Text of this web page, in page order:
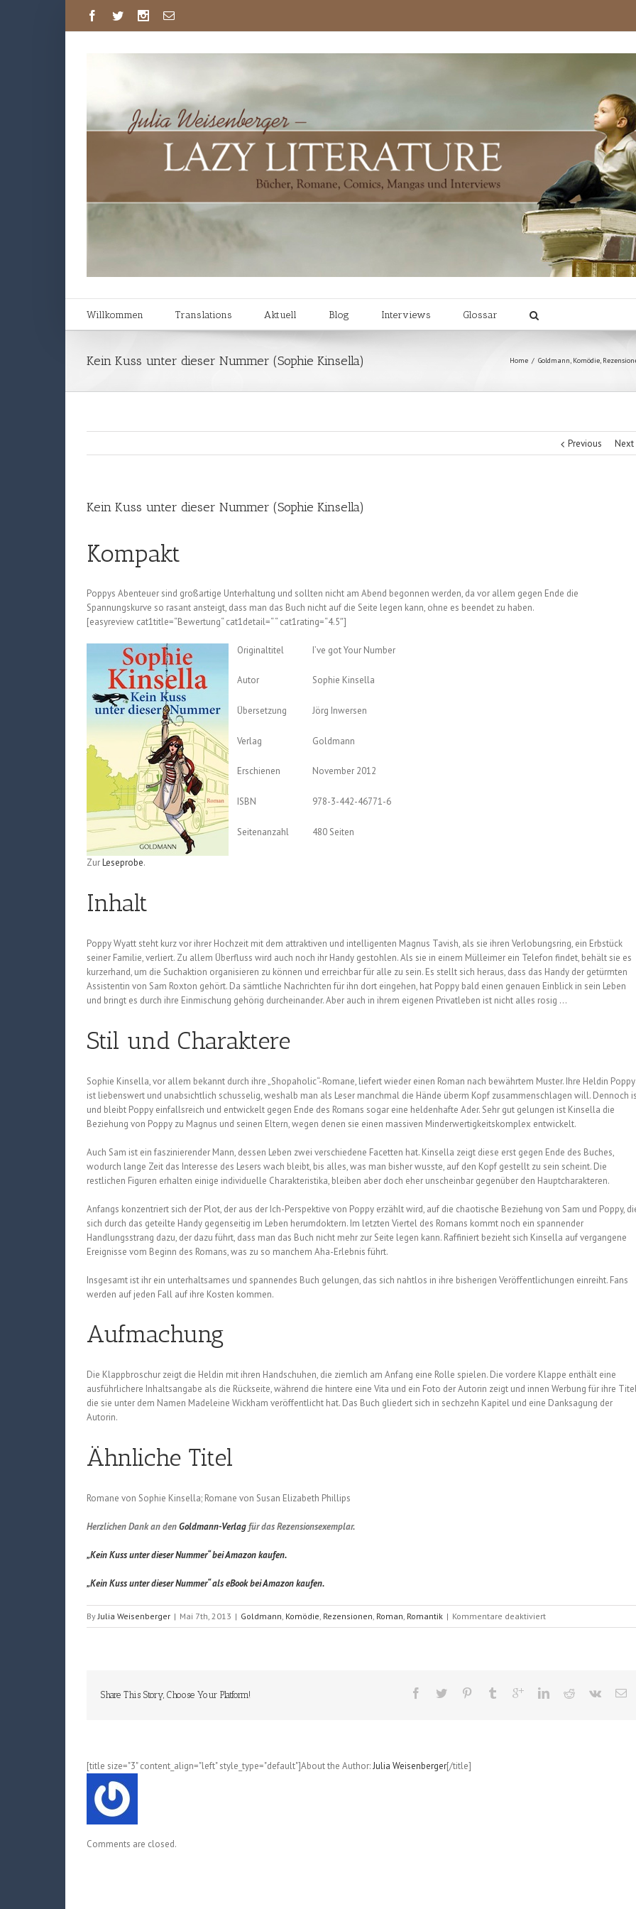
Willkommen Translations Aktuell Blog Interviews Glossar
Kein Kuss unter dieser Nummer (Sophie Kinsella) Home / Goldmann, Komödie,
Previous Next
Kein Kuss unter dieser Nummer (Sophie Kinsella)
Kompakt
Poppys Abenteuer sind großartige Unterhaltung und sollten nicht am Abend begonnen werden, da vor allem gegen Ende die
Spannungskurve so rasant ansteigt, dass man das Buch nicht auf die Seite legen kann, ohne es beendet zu haben.
[easyreview cat1title=“Bewertung“ cat1detail=“ “ cat1rating=“4.5″]
Originaltitel I’ve got Your Number
Autor Sophie Kinsella
Übersetzung Jörg Inwersen
Verlag Goldmann
Erschienen November 2012
ISBN 978-3-442-46771-6
Seitenanzahl 480 Seiten
ZurLeseprobe.
Inhalt
Poppy Wyatt steht kurz vor ihrer Hochzeit mit dem attraktiven und intelligenten Magnus Tavish, als sie ihren Verlobungsring, ein Erbstück
seiner Familie, verliert. Zu allem Überfluss wird auch noch ihr Handy gestohlen. Als sie in einem Mülleimer ein Telefon findet, behält sie es
kurzerhand, um die Suchaktion organisieren zu können und erreichbar für alle zu sein. Es stellt sich heraus, dass das Handy der getürmten
Assistentin von Sam Roxton gehört. Da sämtliche Nachrichten für ihn dort eingehen, hat Poppy bald einen genauen Einblick in sein Leben
und bringt es durch ihre Einmischung gehörig durcheinander. Aber auch in ihrem eigenen Privatleben ist nicht alles rosig …
Stil und Charaktere
Sophie Kinsella, vor allem bekannt durch ihre „Shopaholic“-Romane, liefert wieder einen Roman nach bewährtem Muster. Ihre Heldin Poppy
ist liebenswert und unabsichtlich schusselig, weshalb man als Leser manchmal die Hände überm Kopf zusammenschlagen will. Dennoch
und bleibt Poppy einfallsreich und entwickelt gegen Ende des Romans sogar eine heldenhafte Ader. Sehr gut gelungen ist Kinsella die
Beziehung von Poppy zu Magnus und seinen Eltern, wegen denen sie einen massiven Minderwertigkeitskomplex entwickelt.
Auch Sam ist ein faszinierender Mann, dessen Leben zwei verschiedene Facetten hat. Kinsella zeigt diese erst gegen Ende des Buches,
wodurch lange Zeit das Interesse des Lesers wach bleibt, bis alles, was man bisher wusste, auf den Kopf gestellt zu sein scheint. Die
restlichen Figuren erhalten einige individuelle Charakteristika, bleiben aber doch eher unscheinbar gegenüber den Hauptcharakteren.
Anfangs konzentriert sich der Plot, der aus der Ich-Perspektive von Poppy erzählt wird, auf die chaotische Beziehung von Sam und Poppy,
sich durch das geteilte Handy gegenseitig im Leben herumdoktern. Im letzten Viertel des Romans kommt noch ein spannender
Handlungsstrang dazu, der dazu führt, dass man das Buch nicht mehr zur Seite legen kann. Raffiniert bezieht sich Kinsella auf vergangene
Ereignisse vom Beginn des Romans, was zu so manchem Aha-Erlebnis führt.
Insgesamt ist ihr ein unterhaltsames und spannendes Buch gelungen, das sich nahtlos in ihre bisherigen Veröffentlichungen einreiht. Fans
werden auf jeden Fall auf ihre Kosten kommen.
Aufmachung
Die Klappbroschur zeigt die Heldin mit ihren Handschuhen, die ziemlich am Anfang eine Rolle spielen. Die vordere Klappe enthält eine
ausführlichere Inhaltsangabe als die Rückseite, während die hintere eine Vita und ein Foto der Autorin zeigt und innen Werbung für ihre
die sie unter dem Namen Madeleine Wickham veröffentlicht hat. Das Buch gliedert sich in sechzehn Kapitel und eine Danksagung der
Autorin.
Ähnliche Titel
Romane von Sophie Kinsella; Romane von Susan Elizabeth Phillips
Herzlichen Dank an denGoldmann-Verlagfür das Rezensionsexemplar.
„Kein Kuss unter dieser Nummer“ bei Amazon kaufen.
„Kein Kuss unter dieser Nummer“ als eBook bei Amazon kaufen.
By Julia Weisenberger | Mai 7th, 2013 | Goldmann Komödie Rezensionen Roman Romantik | Kommentare deaktiviertfür
Kein
(Sophie
Share This Story, Choose Your Platform!
[title size="3" content_align="left" style_type="default"]About the Author:Julia Weisenberger[/title]
Comments are closed.